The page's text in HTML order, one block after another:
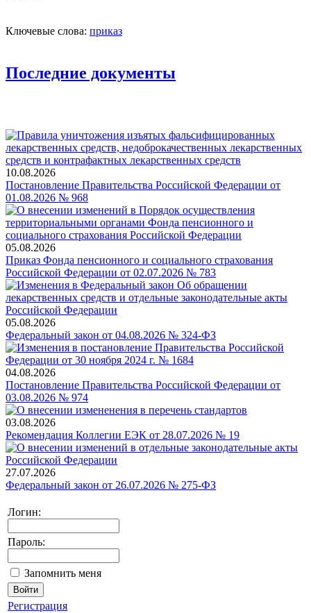
Ключевые слова: приказ
Последние документы
10.08.2026
Постановление Правительства Российской Федерации от
01.08.2026 № 968
05.08.2026
Приказ Фонда пенсионного и социального страхования
Российской Федерации от 02.07.2026 № 783
05.08.2026
Федеральный закон от 04.08.2026 № 324-ФЗ
04.08.2026
Постановление Правительства Российской Федерации от
03.08.2026 № 974
03.08.2026
Рекомендация Коллегии ЕЭК от 28.07.2026 № 19
27.07.2026
Федеральный закон от 26.07.2026 № 275-ФЗ
Логин:
Пароль:
Запомнить меня
Регистрация